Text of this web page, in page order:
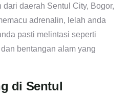
daerah Sentul City, Bogor,
adrenalin, lelah anda
pasti melintasi seperti
bentangan alam yang
di Sentul